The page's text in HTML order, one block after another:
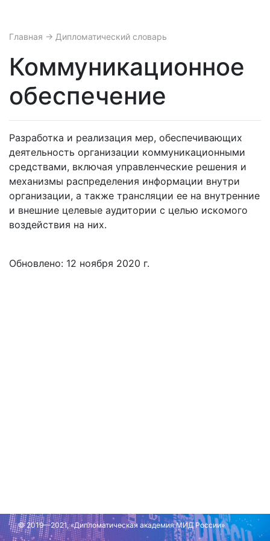
Главная → Дипломатический словарь
Коммуникационное
обеспечение
Разработка и реализация мер, обеспечивающих
деятельность организации коммуникационными
средствами, включая управленческие решения и
механизмы распределения информации внутри
организации, а также трансляции ее на внутренние
и внешние целевые аудитории с целью искомого
воздействия на них.
Обновлено: 12 ноября 2020 г.
© 2019—2021, «Дипломатическая академия МИД России»